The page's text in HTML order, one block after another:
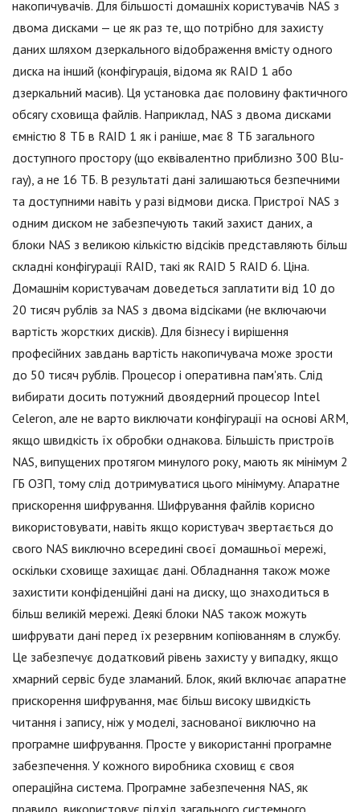
накопичувачів. Для більшості домашніх користувачів NAS з
двома дисками — це як раз те, що потрібно для захисту
даних шляхом дзеркального відображення вмісту одного
диска на інший (конфігурація, відома як RAID 1 або
дзеркальний масив). Ця установка дає половину фактичного
обсягу сховища файлів. Наприклад, NAS з двома дисками
ємністю 8 ТБ в RAID 1 як і раніше, має 8 ТБ загального
доступного простору (що еквівалентно приблизно 300 Blu-
ray), а не 16 ТБ. В результаті дані залишаються безпечними
та доступними навіть у разі відмови диска. Пристрої NAS з
одним диском не забезпечують такий захист даних, а
блоки NAS з великою кількістю відсіків представляють більш
складні конфігурації RAID, такі як RAID 5 RAID 6. Ціна.
Домашнім користувачам доведеться заплатити від 10 до
20 тисяч рублів за NAS з двома відсіками (не включаючи
вартість жорстких дисків). Для бізнесу і вирішення
професійних завдань вартість накопичувача може зрости
до 50 тисяч рублів. Процесор і оперативна пам'ять. Слід
вибирати досить потужний двоядерний процесор Intel
Celeron, але не варто виключати конфігурації на основі ARM,
якщо швидкість їх обробки однакова. Більшість пристроїв
NAS, випущених протягом минулого року, мають як мінімум 2
ГБ ОЗП, тому слід дотримуватися цього мінімуму. Апаратне
прискорення шифрування. Шифрування файлів корисно
використовувати, навіть якщо користувач звертається до
свого NAS виключно всередині своєї домашньої мережі,
оскільки сховище захищає дані. Обладнання також може
захистити конфіденційні дані на диску, що знаходиться в
більш великій мережі. Деякі блоки NAS також можуть
шифрувати дані перед їх резервним копіюванням в службу.
Це забезпечує додатковий рівень захисту у випадку, якщо
хмарний сервіс буде зламаний. Блок, який включає апаратне
прискорення шифрування, має більш високу швидкість
читання і запису, ніж у моделі, заснованої виключно на
програмне шифрування. Просте у використанні програмне
забезпечення. У кожного виробника сховищ є своя
операційна система. Програмне забезпечення NAS, як